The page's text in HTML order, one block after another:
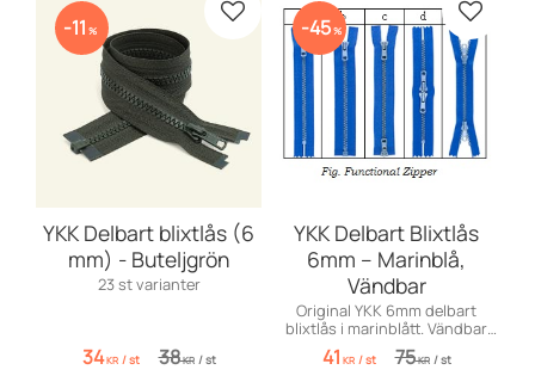
YKK Delbart blixtlås (6
mm) - Buteljgrön
23 st varianter
34KR /st 38KR /st
11 % Lägg till i favoriter
YKK Delbart Blixtlås
6mm – Marinblå,
Vändbar
Original YKK 6mm delbart
blixtlås i marinblått. Vändbar
dragare. Längder 30cm upp till
120cm.
41 KR /st 75KR /st
45% Lägg